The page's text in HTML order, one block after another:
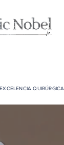
QUIRÚRGICA